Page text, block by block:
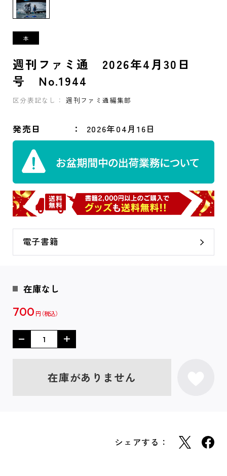
週刊ファミ通 2026年4月30日
号 No.1944
区分表記なし： 週刊ファミ通編集部
発売日 2026年04月16日
電子書籍
在庫なし
700 円
在庫がありません
シェアする：